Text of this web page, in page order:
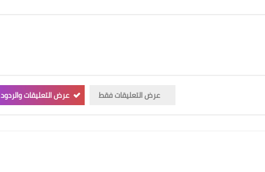
عرض التعليقات فقط عرض التعليقات والردود